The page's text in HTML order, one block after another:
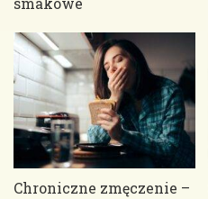
Chroniczne zmęczenie –